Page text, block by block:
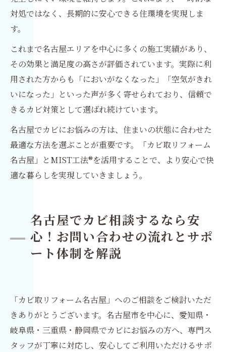
対処ではなく、長期的に安心できる住環境を実現しま
す。
これまで名古屋エリアを中心に多くの施工実績があり、
その効果と満足度の高さが評価されています。実際に利
用された方からも「においがなくなった」「空気がきれ
いになった」といった声が多く寄せられており、信頼で
きるカビ対策として選ばれ続けています。
名古屋でカビにお悩みの方は、住まいの状態に合わせた
最適な方法を選ぶことが重要です。「カビ取リフォーム
名古屋」とMIST工法®を活用することで、より安心で快
適な暮らしを実現していきましょう。
名古屋でカビ相談するなら安
心！お問い合わせの流れとサポ
ート体制を解説
「カビ取リフォーム名古屋」へのご相談をご検討いただ
きありがとうございます。名古屋市を中心に、愛知県・
岐阜県・三重県・静岡県でカビにお悩みの方へ、専門ス
タッフが丁寧に対応し、安心してご利用いただけるサポ